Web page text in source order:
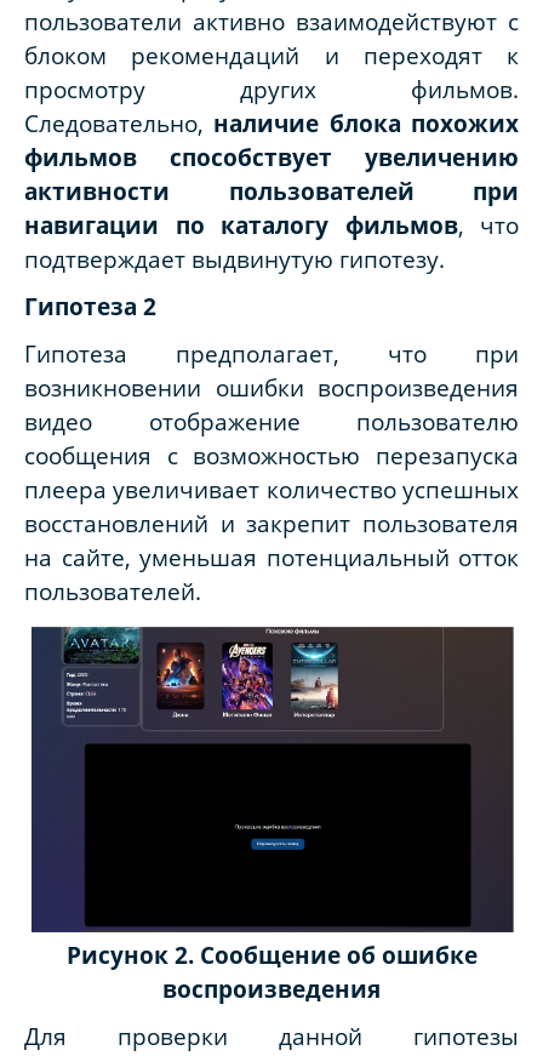
пользователи активно взаимодействуют с
блоком рекомендаций и переходят к
просмотру других фильмов.
Следовательно, наличие блока похожих
фильмов способствует увеличению
активности пользователей при
навигации по каталогу фильмов, что
подтверждает выдвинутую гипотезу.
Гипотеза 2
Гипотеза предполагает, что при
возникновении ошибки воспроизведения
видео отображение пользователю
сообщения с возможностью перезапуска
плеера увеличивает количество успешных
восстановлений и закрепит пользователя
на сайте, уменьшая потенциальный отток
пользователей.
Рисунок 2. Сообщение об ошибке
воспроизведения
Для проверки данной гипотезы